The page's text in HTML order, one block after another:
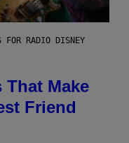
FOR RADIO DISNEY
Make
Friend